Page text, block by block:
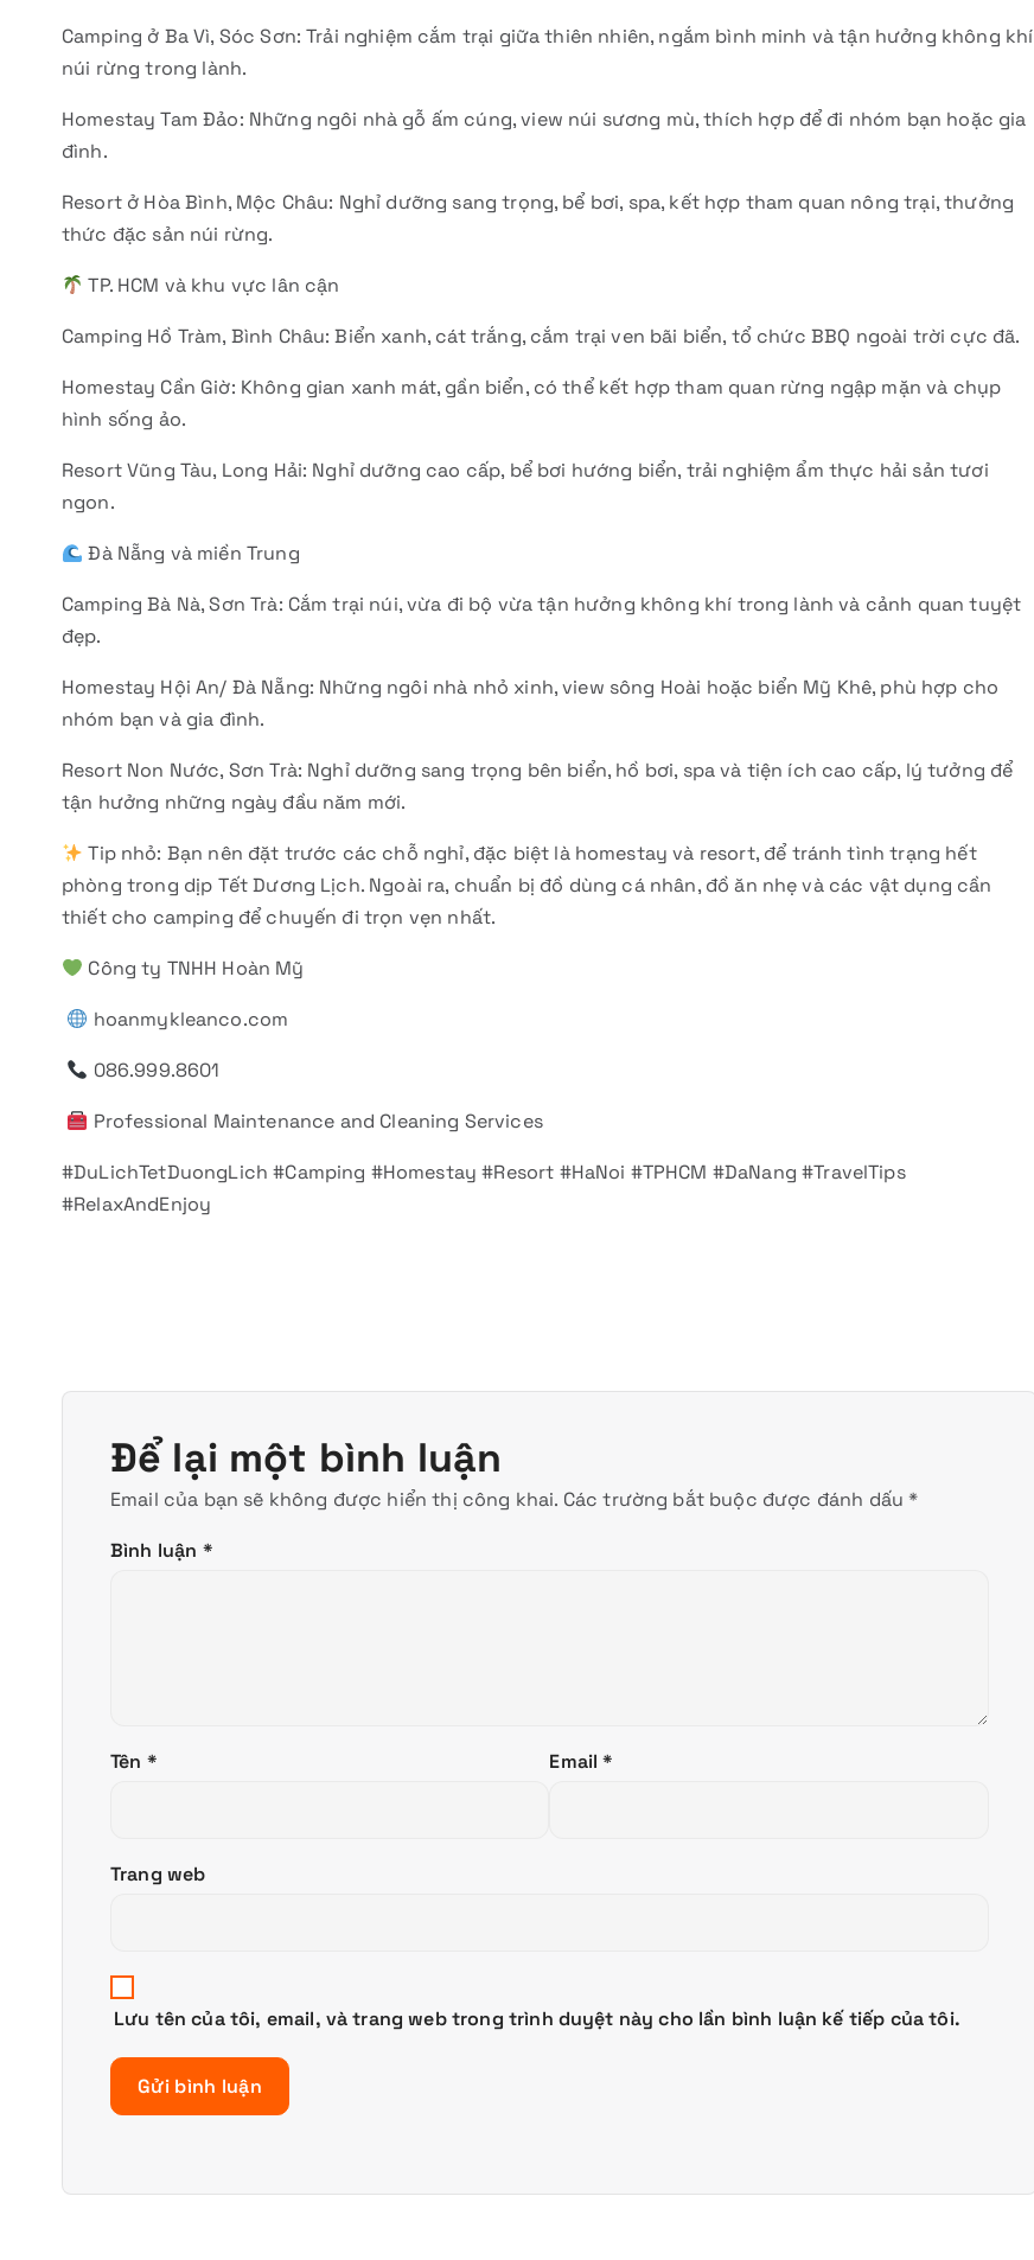
Camping ở Ba Vì, Sóc Sơn: Trải nghiệm cắm trại giữa thiên nhiên, ngắm bình minh và tận hưởng không khí
núi rừng trong lành.
Homestay Tam Đảo: Những ngôi nhà gỗ ấm cúng, view núi sương mù, thích hợp để đi nhóm bạn hoặc gia
đình.
Resort ở Hòa Bình, Mộc Châu: Nghỉ dưỡng sang trọng, bể bơi, spa, kết hợp tham quan nông trại, thưởng
thức đặc sản núi rừng.
TP. HCM và khu vực lân cận
Camping Hồ Tràm, Bình Châu: Biển xanh, cát trắng, cắm trại ven bãi biển, tổ chức BBQ ngoài trời cực đã.
Homestay Cần Giờ: Không gian xanh mát, gần biển, có thể kết hợp tham quan rừng ngập mặn và chụp
hình sống ảo.
Resort Vũng Tàu, Long Hải: Nghỉ dưỡng cao cấp, bể bơi hướng biển, trải nghiệm ẩm thực hải sản tươi
ngon.
Đà Nẵng và miền Trung
Camping Bà Nà, Sơn Trà: Cắm trại núi, vừa đi bộ vừa tận hưởng không khí trong lành và cảnh quan tuyệt
đẹp.
Homestay Hội An/ Đà Nẵng: Những ngôi nhà nhỏ xinh, view sông Hoài hoặc biển Mỹ Khê, phù hợp cho
nhóm bạn và gia đình.
Resort Non Nước, Sơn Trà: Nghỉ dưỡng sang trọng bên biển, hồ bơi, spa và tiện ích cao cấp, lý tưởng để
tận hưởng những ngày đầu năm mới.
Tip nhỏ: Bạn nên đặt trước các chỗ nghỉ, đặc biệt là homestay và resort, để tránh tình trạng hết
phòng trong dịp Tết Dương Lịch. Ngoài ra, chuẩn bị đồ dùng cá nhân, đồ ăn nhẹ và các vật dụng cần
thiết cho camping để chuyến đi trọn vẹn nhất.
Công ty TNHH Hoàn Mỹ
hoanmykleanco.com
086.999.8601
Professional Maintenance and Cleaning Services
#DuLichTetDuongLich #Camping #Homestay #Resort #HaNoi #TPHCM #DaNang #TravelTips
#RelaxAndEnjoy
Để lại một bình luận
Email của bạn sẽ không được hiển thị công khai. Các trường bắt buộc được đánh dấu*
Bình luận *
Tên * Email*
Trang web
Lưu tên của tôi, email, và trang web trong trình duyệt này cho lần bình luận kế tiếp của tôi.